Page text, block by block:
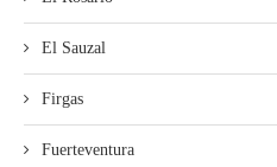
El Sauzal
Firgas
Fuerteventura